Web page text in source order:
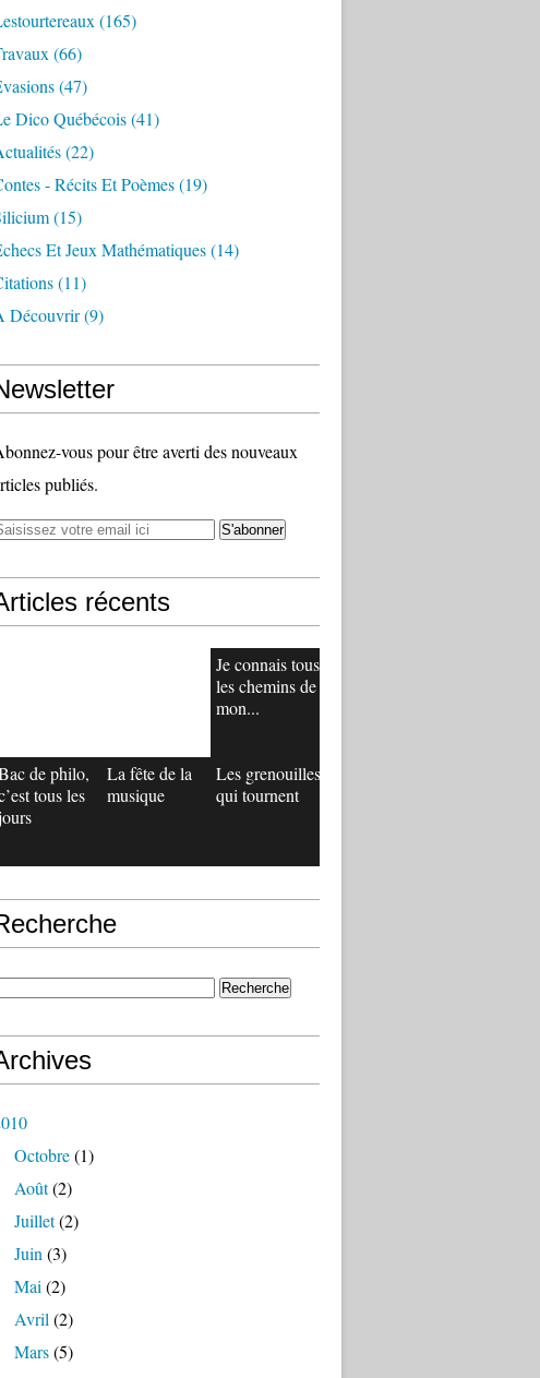
(165)
(66)
(47)
Dico Québécois(41)
(22)
- Récits Et Poèmes(19)
(15)
Et Jeux Mathématiques(14)
(11)
Découvrir(9)
vous pour être averti des nouveaux
publiés.
récents
Je connais tous
les chemins de
mon...
de philo,
tous les
La fête de la
musique
Les grenouilles
qui tournent
Octobre(1)
Août(2)
Juillet(2)
Juin (3)
Mai (2)
Avril (2)
Mars(5)